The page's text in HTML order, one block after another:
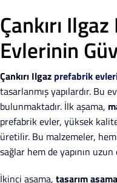
Çankırı
Evlerinin
Çankırı Ilgaz prefabrik
tasarlanmış yapılardır. Bu
bulunmaktadır. İlk aşama,
prefabrik evler, yüksek
üretilir. Bu malzemeler,
sağlar hem de yapının
İkinci aşama, tasarım